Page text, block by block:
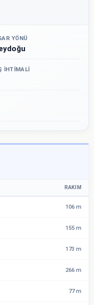
YÖNÜ
İHTIMALI
RAKIM
106 m
155 m
173 m
266 m
77 m